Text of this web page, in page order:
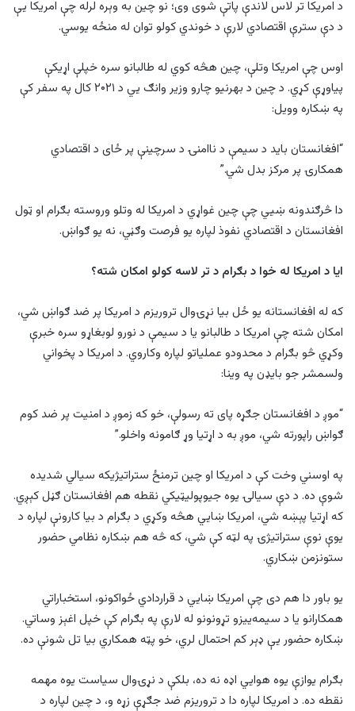
د امریکا تر لاس لاندې پاتې شوی وی؛ نو چین به وېره لرله چې امریکا یې
د دې سترې اقتصادي لارې د خوندي کولو توان له منځه یوسي.
اوس چې امریکا وتلې، چین هڅه کوي له طالبانو سره خپلې اړیکې
پیاوړې کړي. د چین د بهرنیو چارو وزیر وانګ يي د ۲۰۲۱ کال په سفر کې
په ښکاره وویل:
“افغانستان باید د سیمې د ناامنۍ د سرچینې پر ځای د اقتصادي
همکارۍ پر مرکز بدل شي.”
دا څرګندونه ښيي چې چین غواړي د امریکا له وتلو وروسته بګرام او ټول
افغانستان د اقتصادي نفوذ لپاره یو فرصت وګڼي، نه یو ګواښ.
ایا د امریکا له خوا د بګرام د تر لاسه کولو امکان شته؟
که له افغانستانه یو ځل بیا نړۍوال تروریزم د امریکا پر ضد ګواښ شي،
امکان شته چې امریکا د طالبانو یا د سیمې د نورو لوبغاړو سره خبرې
وکړي څو بګرام د محدودو عملیاتو لپاره وکاروي. د امریکا د پخواني
ولسمشر جو بایډن په وینا:
“موږ د افغانستان جګړه پای ته رسولې، خو که زموږ د امنیت پر ضد کوم
ګواښ راپورته شي، موږ به د اړتیا وړ ګامونه واخلو.”
په اوسني وخت کې د امریکا او چین ترمنځ ستراتیژیکه سیالي شدیده
شوې ده. د دې سیالۍ یوه جیوپولیټیکي نقطه هم افغانستان ګڼل کېږي.
که اړتیا پېښه شي، امریکا ښايي هڅه وکړي د بګرام د بیا کارونې لپاره د
یوې نوې ستراتیژۍ په لټه کې شي، که څه هم ښکاره نظامي حضور
ستونزمن ښکاري.
یو باور دا هم دی چې امریکا ښايي د قراردادي ځواکونو، استخباراتي
همکارانو یا د سیمه‌ییزو تړونونو له لارې په بګرام کې خپل اغېز وساتي.
ښکاره حضور یې ډېر کم احتمال لري، خو پټه همکاري بیا تل شونې ده.
بګرام یوازې یوه هوايي اډه نه ده، بلکې د نړۍوال سیاست یوه مهمه
نقطه ده. د امریکا لپاره دا د تروریزم ضد جګړې زړه و، د چین لپاره د